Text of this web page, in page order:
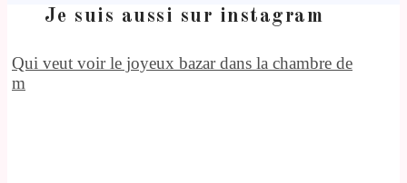
Je suis aussi sur instagram
Qui veut voir le joyeux bazar dans la chambre de
m